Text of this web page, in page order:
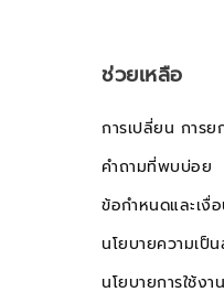
ช่วยเหลือ
การเปลี่ยน การย
คำถามที่พบบ่อย
ข้อกำหนดและเงื่
นโยบายความเป็
นโยบายการใช้ง